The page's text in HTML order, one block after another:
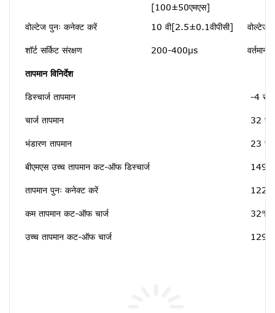
[100±50एमएस]
वोल्टेज पुनः कनेक्ट करें 10 वी[2.5±0.1वीपीसी] वोल्टेज
शॉर्ट सर्किट संरक्षण 200-400μs वर्तमान
तापमान विनिर्देश
डिस्चार्ज तापमान -4 से
चार्ज तापमान 32 से
भंडारण तापमान 23 से
बीएमएस उच्च तापमान कट-ऑफ डिस्चार्ज
तापमान पुनः कनेक्ट करें
कम तापमान कट-ऑफ चार्ज
उच्च तापमान कट-ऑफ चार्ज